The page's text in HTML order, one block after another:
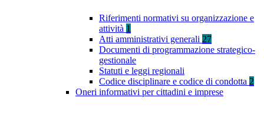
Riferimenti normativi su organizzazione e
attività 1
Atti amministrativi generali 27
Documenti di programmazione strategico-
gestionale
Statuti e leggi regionali
Codice disciplinare e codice di condotta 2
Oneri informativi per cittadini e imprese